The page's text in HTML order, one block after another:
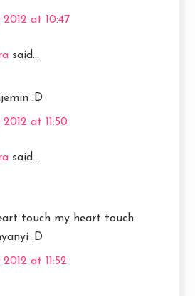
at 10:47
said...
:D
at 11:50
said...
touch my heart touch
:D
at 11:52